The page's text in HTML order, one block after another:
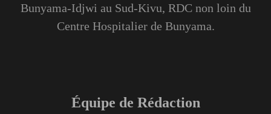
Bunyama-Idjwi au Sud-Kivu, RDC non loin du
Centre Hospitalier de Bunyama.
Équipe de Rédaction